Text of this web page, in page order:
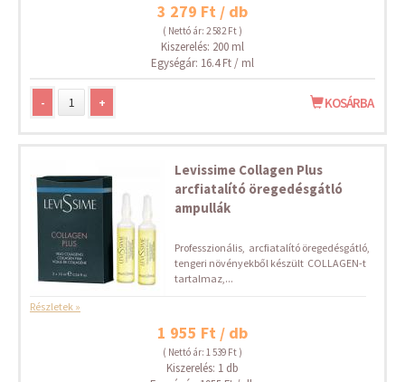
3 279 Ft / db
( Nettó ár: 2 582 Ft )
Kiszerelés: 200 ml
Egységár: 16.4 Ft / ml
- + KOSÁRBA
Levissime Collagen Plus
arcfiatalító öregedésgátló
ampullák
Professzionális, arcfiatalító öregedésgátló,
tengeri növényekből készült COLLAGEN-t
tartalmaz,...
Részletek »
1 955 Ft / db
( Nettó ár: 1 539 Ft )
Kiszerelés: 1 db